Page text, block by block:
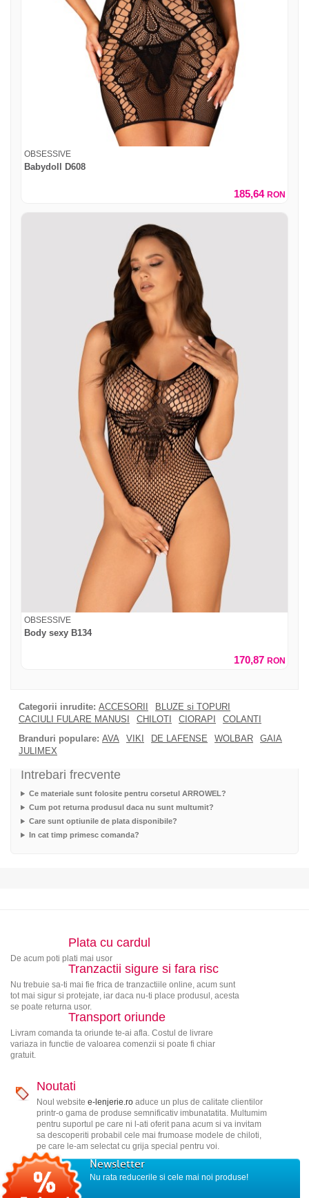
OBSESSIVE
Babydoll D608
185,64 RON
OBSESSIVE
Body sexy B134
170,87 RON
Categorii inrudite: ACCESORII
BLUZE si TOPURI
CACIULI FULARE MANUSI
CHILOTI CIORAPI
COLANTI
Branduri populare: AVA VIKI DE LAFENSE WOLBAR
GAIA
JULIMEX
Intrebari frecvente
Ce materiale sunt folosite pentru corsetul ARROWEL?
Cum pot returna produsul daca nu sunt multumit?
Care sunt optiunile de plata disponibile?
In cat timp primesc comanda?
Plata cu cardul
De acum poti plati mai usor
Tranzactii sigure si fara risc
Nu trebuie sa-ti mai fie frica de tranzactiile online, acum sunt
tot mai sigur si protejate, iar daca nu-ti place produsul, acesta
se poate returna usor.
Transport oriunde
Livram comanda ta oriunde te-ai afla. Costul de livrare
variaza in functie de valoarea comenzii si poate fi chiar
gratuit.
Noutati
Noul website e-lenjerie.roaduce un plus de calitate clientilor
printr-o gama de produse semnificativ imbunatatita. Multumim
pentru suportul pe care ni l-ati oferit pana acum si va invitam
sa descoperiti probabil cele mai frumoase modele de chiloti,
pe care le-am selectat cu grija special pentru voi.
Newsletter
Nu rata reducerile si cele mai noi produse!